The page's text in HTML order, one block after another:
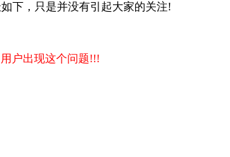
下，只是并没有引起大家的关注!
户出现这个问题!!!